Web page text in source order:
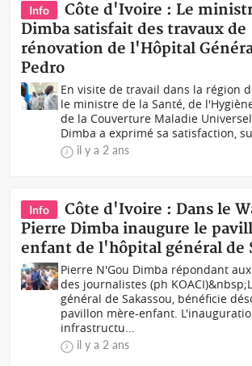
Info
Côte d'Ivoire : Le
Dimba satisfait des travaux de
rénovation de l'Hôpital
Pedro
En visite de travail dans la région
le ministre de la Santé, de
de la Couverture Maladie
Dimba a exprimé sa satisfaction,
il y a 2 ans
Info
Côte d'Ivoire : Dans le
Pierre Dimba inaugure le
enfant de l'hôpital général de
Pierre N'Gou Dimba répondant
des journalistes (ph
général de Sakassou, bénéficie
pavillon mère-enfant.
infrastructu...
il y a 2 ans